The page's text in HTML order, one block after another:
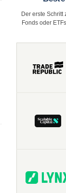
Der erste Schritt
Fonds oder